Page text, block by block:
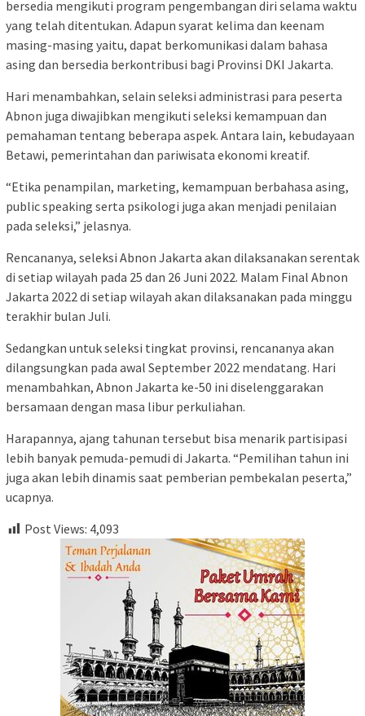
bersedia mengikuti program pengembangan diri selama waktu
yang telah ditentukan. Adapun syarat kelima dan keenam
masing-masing yaitu, dapat berkomunikasi dalam bahasa
asing dan bersedia berkontribusi bagi Provinsi DKI Jakarta.
Hari menambahkan, selain seleksi administrasi para peserta
Abnon juga diwajibkan mengikuti seleksi kemampuan dan
pemahaman tentang beberapa aspek. Antara lain, kebudayaan
Betawi, pemerintahan dan pariwisata ekonomi kreatif.
“Etika penampilan, marketing, kemampuan berbahasa asing,
public speaking serta psikologi juga akan menjadi penilaian
pada seleksi,” jelasnya.
Rencananya, seleksi Abnon Jakarta akan dilaksanakan serentak
di setiap wilayah pada 25 dan 26 Juni 2022. Malam Final Abnon
Jakarta 2022 di setiap wilayah akan dilaksanakan pada minggu
terakhir bulan Juli.
Sedangkan untuk seleksi tingkat provinsi, rencananya akan
dilangsungkan pada awal September 2022 mendatang. Hari
menambahkan, Abnon Jakarta ke-50 ini diselenggarakan
bersamaan dengan masa libur perkuliahan.
Harapannya, ajang tahunan tersebut bisa menarik partisipasi
lebih banyak pemuda-pemudi di Jakarta. “Pemilihan tahun ini
juga akan lebih dinamis saat pemberian pembekalan peserta,”
ucapnya.
Post Views: 4,093